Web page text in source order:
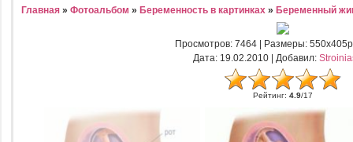
Главная » Фотоальбом » Беременность в картинках » Беременный
Просмотров: 7464 | Размеры:
Дата: 19.02.2010 | Добавил:
Рейтинг: 4.9/17